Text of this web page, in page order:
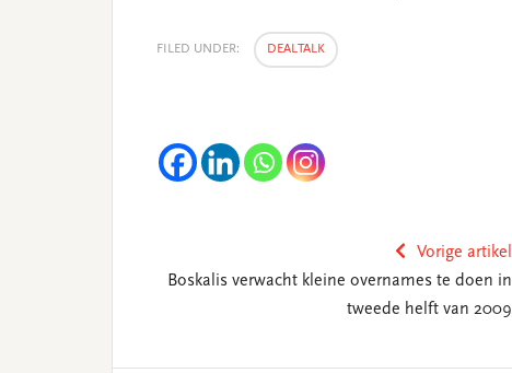
FILED UNDER: DEALTALK
Vorige artikel
Boskalis verwacht kleine overnames te doen in
tweede helft van 2009